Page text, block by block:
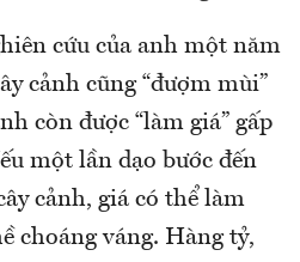
cứu của anh một năm
cảnh cũng “đượm mùi”
còn được “làm giá” gấp
một lần dạo bước đến
cảnh, giá có thể làm
choáng váng. Hàng tỷ,